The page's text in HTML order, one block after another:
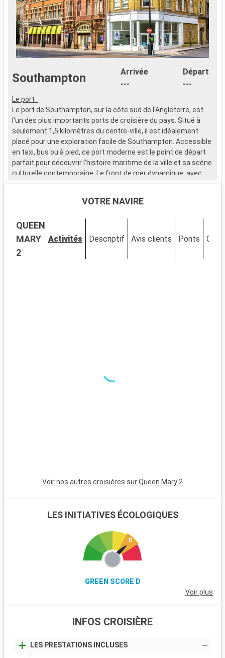
Southampton
Arrivée
---
Départ
---
Le port :
Le port de Southampton, sur la côte sud de l'Angleterre, est
l'un des plus importants ports de croisière du pays. Situé à
seulement 1,5 kilomètres du centre-ville, il est idéalement
placé pour une exploration facile de Southampton. Accessible
en taxi, bus ou à pied, ce port moderne est le point de départ
parfait pour découvrir l'histoire maritime de la ville et sa scène
culturelle contemporaine. Le front de mer dynamique, avec
Southampton, ville portuaire chargée d'histoire, est riche en
sites d'intérêt. Le musée SeaCity narre l'histoire du Titanic,
étroitement liée à la ville. Les murs médiévaux et la Bargate,
une porte historique, témoignent du passé médiéval de
nature, avec ses landes et ses poneys sauvages. Winchester,
célèbre pour sa cathédrale, est une destination riche en
VOTRE NAVIRE
QUEEN
MARY
2
Activités Descriptif Avis clients Ponts
Voir nos autres croisières sur Queen Mary 2
LES INITIATIVES ÉCOLOGIQUES
GREEN SCORE D
Voir plus
INFOS CROISIÈRE
LES PRESTATIONS INCLUSES